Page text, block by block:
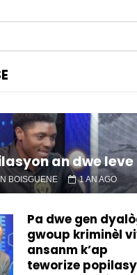
BOISGUENE 1 AN AGO
Pa dwe gen
gwoup kriminèl
ansanm k’ap
teworize